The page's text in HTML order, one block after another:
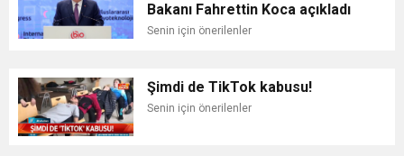
Bakanı Fahrettin Koca açıkladı
Senin için önerilenler
Şimdi de TikTok kabusu!
Senin için önerilenler